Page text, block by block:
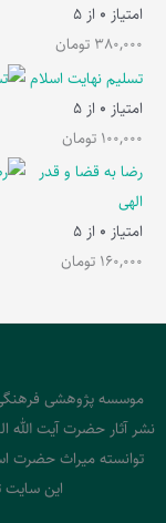
امتیاز 0 از 5
380,000 تومان
تسلیم نهایت اسلام
امتیاز 0 از 5
100,000 تومان
رضا به قضا و قدر
الهی
امتیاز 0 از 5
160,000 تومان
نشر آثار حضرت آیت الله
توانسته میراث حضرت
این سایت